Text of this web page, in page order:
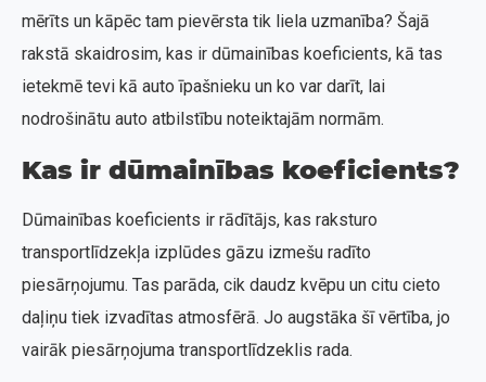
mērīts un kāpēc tam pievērsta tik liela uzmanība? Šajā
rakstā skaidrosim, kas ir dūmainības koeficients, kā tas
ietekmē tevi kā auto īpašnieku un ko var darīt, lai
nodrošinātu auto atbilstību noteiktajām normām.
Kas ir dūmainības koeficients?
Dūmainības koeficients ir rādītājs, kas raksturo
transportlīdzekļa izplūdes gāzu izmešu radīto
piesārņojumu. Tas parāda, cik daudz kvēpu un citu cieto
daļiņu tiek izvadītas atmosfērā. Jo augstāka šī vērtība, jo
vairāk piesārņojuma transportlīdzeklis rada.